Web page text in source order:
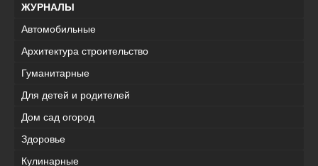
ЖУРНАЛЫ
Автомобильные
Архитектура строительство
Гуманитарные
Для детей и родителей
Дом сад огород
Здоровье
Кулинарные